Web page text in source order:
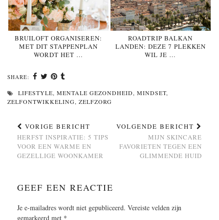
BRUILOFT ORGANISEREN:
MET DIT STAPPENPLAN
WORDT HET …
ROADTRIP BALKAN
LANDEN: DEZE 7 PLEKKEN
WIL JE …
SHARE:
LIFESTYLE, MENTALE GEZONDHEID, MINDSET,
ZELFONTWIKKELING, ZELFZORG
VORIGE BERICHT
HERFST INSPIRATIE: 5 TIPS
VOOR EEN WARME EN
GEZELLIGE WOONKAMER
VOLGENDE BERICHT
MIJN SKINCARE
FAVORIETEN TEGEN EEN
GLIMMENDE HUID
GEEF EEN REACTIE
Je e-mailadres wordt niet gepubliceerd. Vereiste velden zijn
gemarkeerd met *